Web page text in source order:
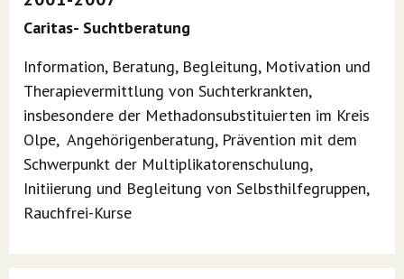
Caritas- Suchtberatung
Information, Beratung, Begleitung, Motivation und
Therapievermittlung von Suchterkrankten,
insbesondere der Methadonsubstituierten im Kreis
Olpe, Angehörigenberatung, Prävention mit dem
Schwerpunkt der Multiplikatorenschulung,
Initiierung und Begleitung von Selbsthilfegruppen,
Rauchfrei-Kurse